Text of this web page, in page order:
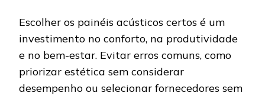
Escolher os painéis acústicos certos é um
investimento no conforto, na produtividade
e no bem-estar. Evitar erros comuns, como
priorizar estética sem considerar
desempenho ou selecionar fornecedores sem